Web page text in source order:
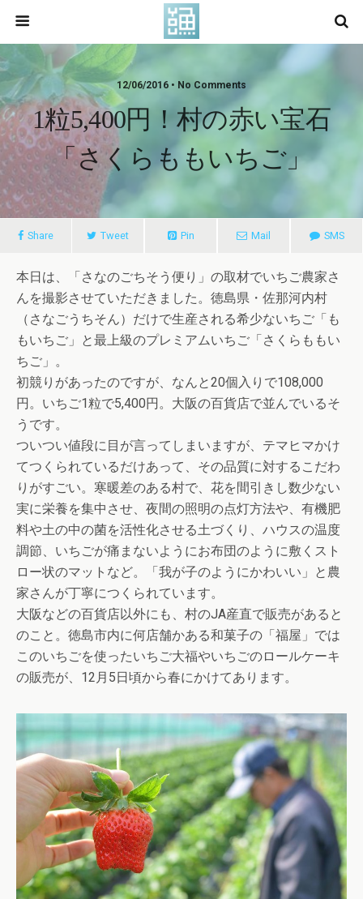
12/06/2016 • No Comments
1粒5,400円！村の赤い宝石
「さくらももいちご」
Share Tweet Pin Mail SMS
本日は、「さなのごちそう便り」の取材でいちご農家さ
んを撮影させていただきました。徳島県・佐那河内村
（さなごうちそん）だけで生産される希少ないちご「も
もいちご」と最上級のプレミアムいちご「さくらももい
ちご」。
初競りがあったのですが、なんと20個入りで108,000
円。いちご1粒で5,400円。大阪の百貨店で並んでいるそ
うです。
ついつい値段に目が言ってしまいますが、テマヒマかけ
てつくられているだけあって、その品質に対するこだわ
りがすごい。寒暖差のある村で、花を間引きし数少ない
実に栄養を集中させ、夜間の照明の点灯方法や、有機肥
料や土の中の菌を活性化させる土づくり、ハウスの温度
調節、いちごが痛まないようにお布団のように敷くスト
ロー状のマットなど。「我が子のようにかわいい」と農
家さんが丁寧につくられています。
大阪などの百貨店以外にも、村のJA産直で販売があると
のこと。徳島市内に何店舗かある和菓子の「福屋」では
このいちごを使ったいちご大福やいちごのロールケーキ
の販売が、12月5日頃から春にかけてあります。